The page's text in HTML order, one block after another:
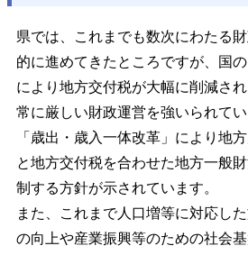
県では、これまでも数次にわたる
的に進めてきたところですが、国の
により地方交付税が大幅に削減さ
常に厳しい財政運営を強いられて
「歳出・歳入一体改革」により地
と地方交付税を合わせた地方一般
制する方針が示されています。
また、これまで人口増等に対応し
の向上や産業振興等のための社会